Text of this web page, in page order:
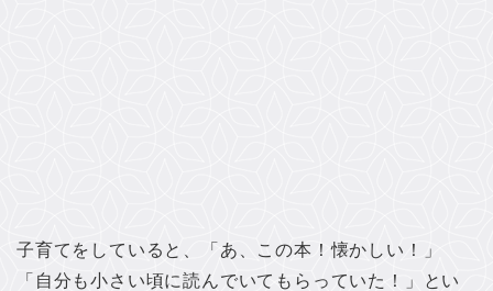
子育てをしていると、「あ、この本！懐かしい！」
「自分も小さい頃に読んでいてもらっていた！」とい